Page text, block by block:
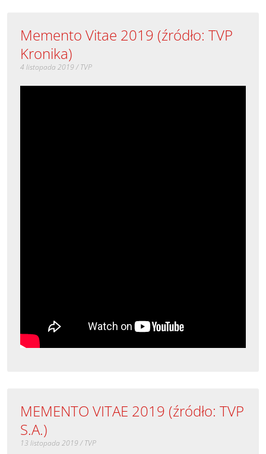
Memento Vitae 2019 (źródło: TVP
Kronika)
4 listopada 2019 / TVP
MEMENTO VITAE 2019 (źródło: TVP
S.A.)
13 listopada 2019 / TVP